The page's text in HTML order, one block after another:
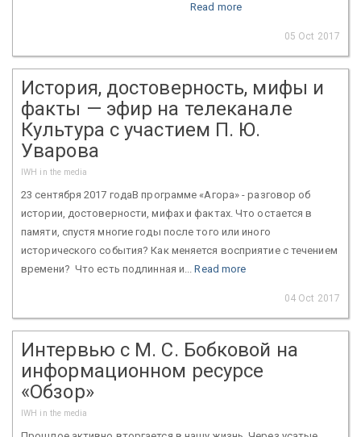
Read more
05 Oct 2017
История, достоверность, мифы и
факты — эфир на телеканале
Культура с участием П. Ю.
Уварова
IWH in the media
23 сентября 2017 годаВ программе «Агора» - разговор об
истории, достоверности, мифах и фактах. Что остается в
памяти, спустя многие годы после того или иного
исторического события? Как меняется восприятие с течением
времени? Что есть подлинная и...Read more
04 Oct 2017
Интервью с М. С. Бобковой на
информационном ресурсе
«Обзор»
IWH in the media